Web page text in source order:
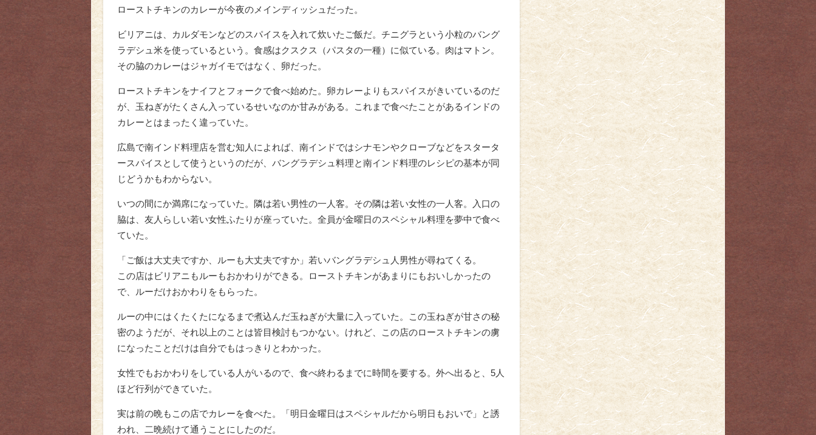
ローストチキンのカレーが今夜のメインディッシュだった。
ビリアニは、カルダモンなどのスパイスを入れて炊いたご飯だ。チニグラという小粒のバング
ラデシュ米を使っているという。食感はクスクス（パスタの一種）に似ている。肉はマトン。
その脇のカレーはジャガイモではなく、卵だった。
ローストチキンをナイフとフォークで食べ始めた。卵カレーよりもスパイスがきいているのだ
が、玉ねぎがたくさん入っているせいなのか甘みがある。これまで食べたことがあるインドの
カレーとはまったく違っていた。
広島で南インド料理店を営む知人によれば、南インドではシナモンやクローブなどをスタータ
ースパイスとして使うというのだが、バングラデシュ料理と南インド料理のレシピの基本が同
じどうかもわからない。
いつの間にか満席になっていた。隣は若い男性の一人客。その隣は若い女性の一人客。入口の
脇は、友人らしい若い女性ふたりが座っていた。全員が金曜日のスペシャル料理を夢中で食べ
ていた。
「ご飯は大丈夫ですか、ルーも大丈夫ですか」若いバングラデシュ人男性が尋ねてくる。
この店はビリアニもルーもおかわりができる。ローストチキンがあまりにもおいしかったの
で、ルーだけおかわりをもらった。
ルーの中にはくたくたになるまで煮込んだ玉ねぎが大量に入っていた。この玉ねぎが甘さの秘
密のようだが、それ以上のことは皆目検討もつかない。けれど、この店のローストチキンの虜
になったことだけは自分でもはっきりとわかった。
女性でもおかわりをしている人がいるので、食べ終わるまでに時間を要する。外へ出ると、5人
ほど行列ができていた。
実は前の晩もこの店でカレーを食べた。「明日金曜日はスペシャルだから明日もおいで」と誘
われ、二晩続けて通うことにしたのだ。